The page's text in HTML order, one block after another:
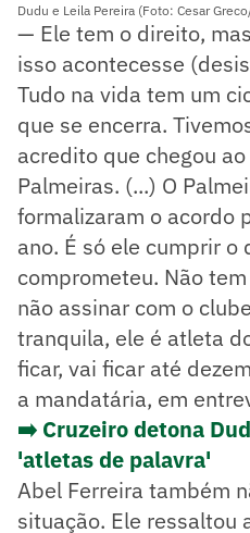
Dudu e Leila Pereira (Foto: Cesar
— Ele tem o direito,
isso acontecesse
Tudo na vida tem um
que se encerra.
acredito que chegou
Palmeiras. (...) O
formalizaram o acordo
ano. É só ele cumprir o
comprometeu. Não
não assinar com o
tranquila, ele é atleta
ficar, vai ficar até
a mandatária, em
➡️ Cruzeiro detona
'atletas de palavra'
Abel Ferreira também
situação. Ele ressaltou